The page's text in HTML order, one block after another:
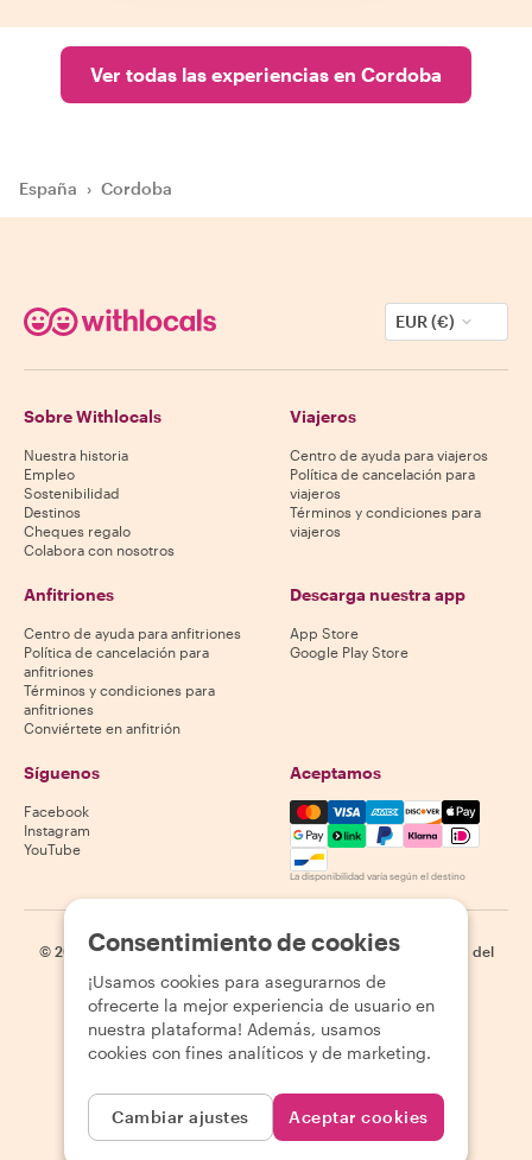
Ver todas las experiencias en Cordoba
España › Cordoba
EUR (€)
Sobre Withlocals
Nuestra historia
Empleo
Sostenibilidad
Destinos
Cheques regalo
Colabora con nosotros
Viajeros
Centro de ayuda para viajeros
Política de cancelación para
viajeros
Términos y condiciones para
viajeros
Anfitriones
Centro de ayuda para anfitriones
Política de cancelación para
anfitriones
Términos y condiciones para
anfitriones
Conviértete en anfitrión
Descarga nuestra app
App Store
Google Play Store
Síguenos
Facebook
Instagram
YouTube
Aceptamos
Mastercard, Visa, Amex,
La disponibilidad varía según el destino
© 2026 Withlocals.com | Política de privacidad | Cookies
Mapa del
Consentimiento de cookies
¡Usamos cookies para asegurarnos de
ofrecerte la mejor experiencia de usuario en
nuestra plataforma! Además, usamos
cookies con fines analíticos y de marketing.
Cambiar ajustes Aceptar cookies